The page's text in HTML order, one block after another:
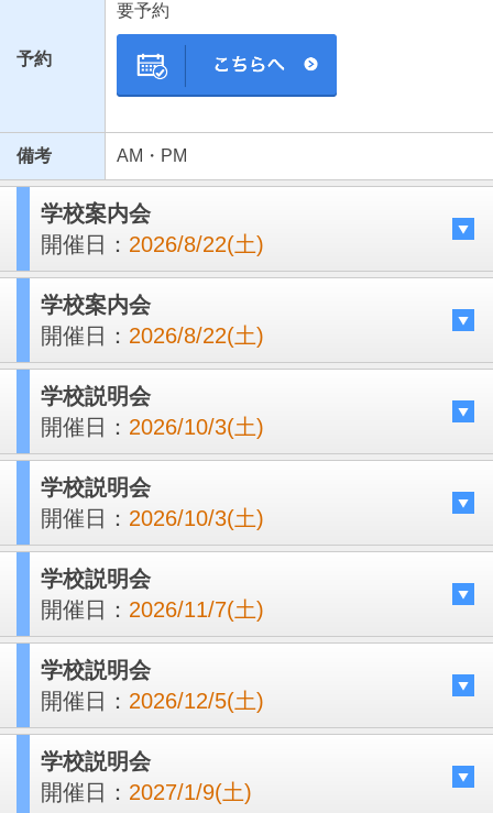
予約
要予約
備考 AM・PM
学校案内会
開催日： 2026/8/22(土)
学校案内会
開催日： 2026/8/22(土)
学校説明会
開催日： 2026/10/3(土)
学校説明会
開催日： 2026/10/3(土)
学校説明会
開催日： 2026/11/7(土)
学校説明会
開催日： 2026/12/5(土)
学校説明会
開催日： 2027/1/9(土)